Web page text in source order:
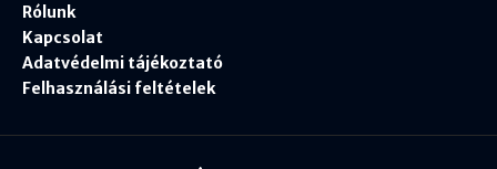
Rólunk
Kapcsolat
Adatvédelmi tájékoztató
Felhasználási feltételek